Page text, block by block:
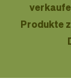
Produkte